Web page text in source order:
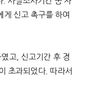
신고 촉구를 하여
고, 신고기간 후 경
초과되었다. 따라서